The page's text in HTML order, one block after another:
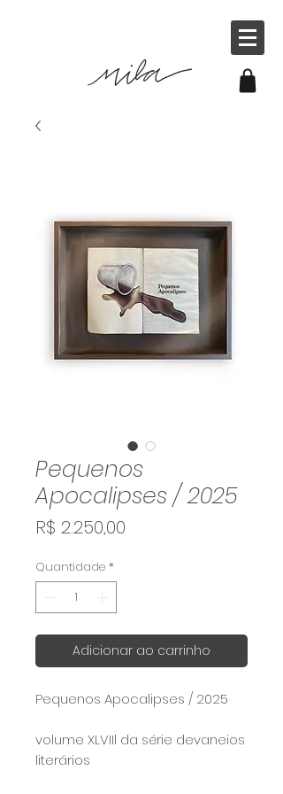
Pequenos
Apocalipses / 2025
R$ 2.250,00
Quantidade *
Adicionar ao carrinho
Pequenos Apocalipses / 2025
volume XLVIIl da série devaneios
literários